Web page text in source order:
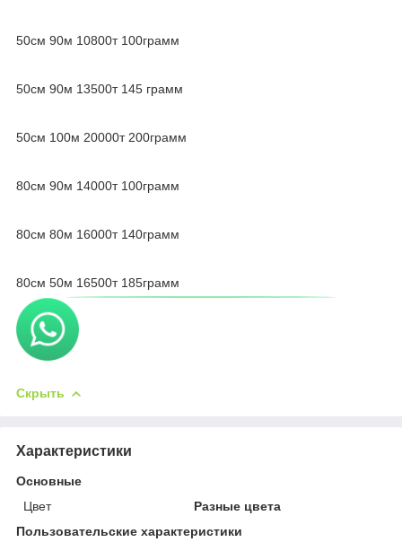
50см 90м 10800т 100грамм
50см 90м 13500т 145 грамм
50см 100м 20000т 200грамм
80см 90м 14000т 100грамм
80см 80м 16000т 140грамм
80см 50м 16500т 185грамм
Скрыть
Характеристики
Основные
Цвет
Разные цвета
Пользовательские характеристики